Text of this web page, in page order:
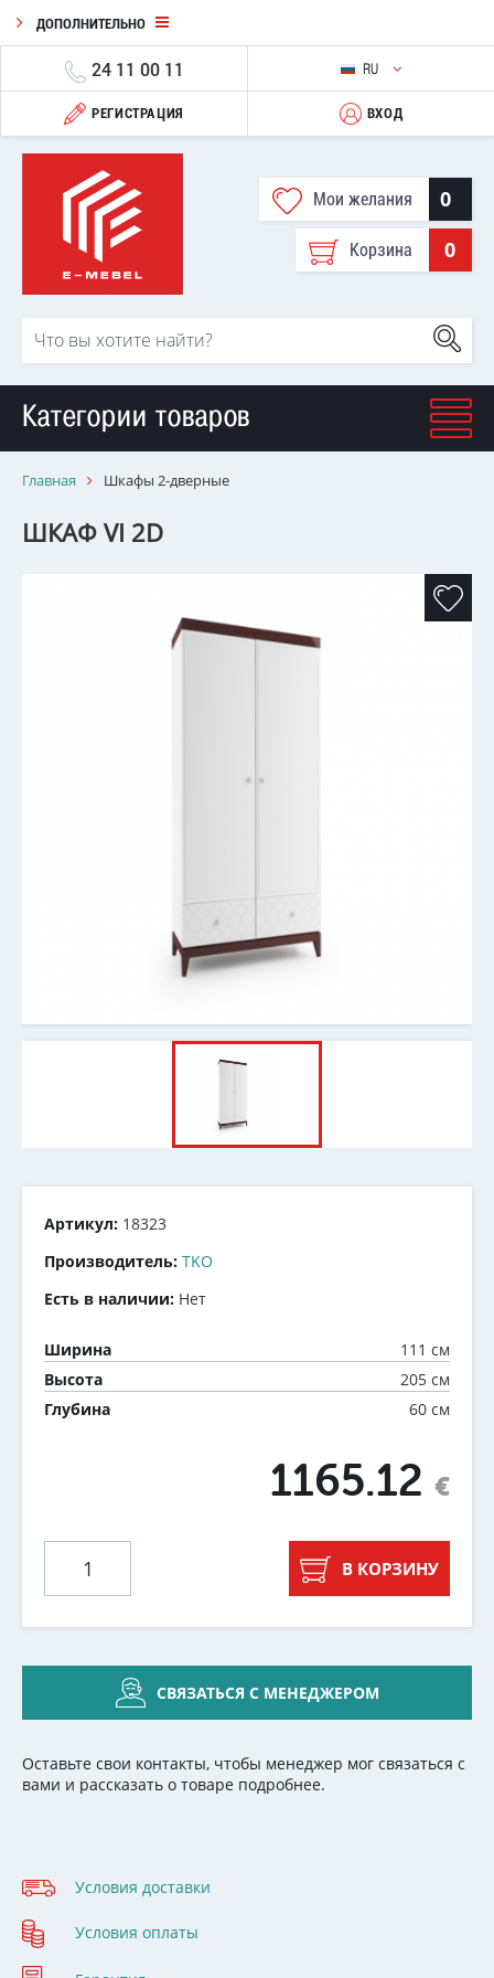
ДОПОЛНИТЕЛЬНО
24 11 00 11 RU
РЕГИСТРАЦИЯ ВХОД
Мои желания 0
Корзина 0
Категории товаров
Главная Шкафы 2-дверные
ШКАФ VI 2D
Артикул: 18323
Производитель: TKO
Есть в наличии: Нет
Ширина
111 см
Высота
205 см
Глубина
60 см
1165.12 €
В КОРЗИНУ
СВЯЗАТЬСЯ С МЕНЕДЖЕРОМ
Оставьте свои контакты, чтобы менеджер мог связаться с
вами и рассказать о товаре подробнее.
Условия доставки
Условия оплаты